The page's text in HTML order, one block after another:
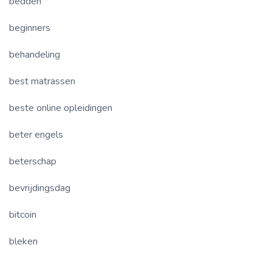
beginners
behandeling
best matrassen
beste online opleidingen
beter engels
beterschap
bevrijdingsdag
bitcoin
bleken